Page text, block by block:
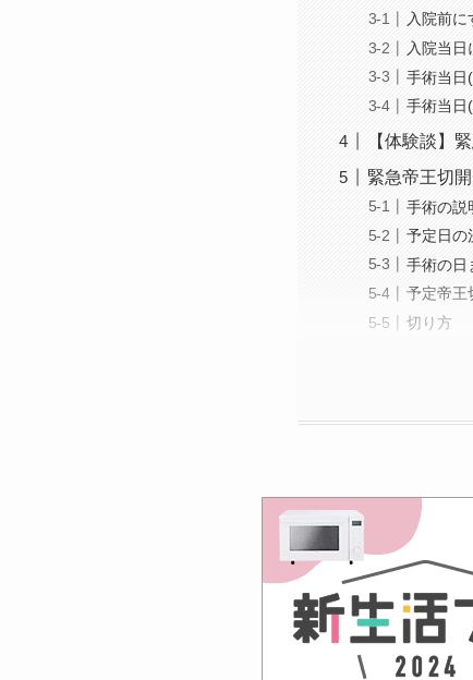
入院前に
入院当日
手術当日
手術当日
【体験談】
緊急帝王切
手術の説
予定日の
手術の日
予定帝王
切り方